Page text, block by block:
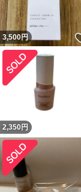
3,500円
2,350 円